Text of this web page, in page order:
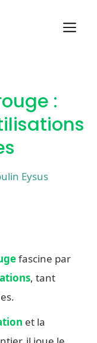
:
Eysus
fascine par
, tant
et la